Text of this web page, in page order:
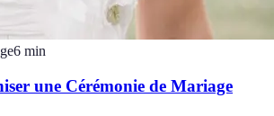
6 min
une Cérémonie de Mariage